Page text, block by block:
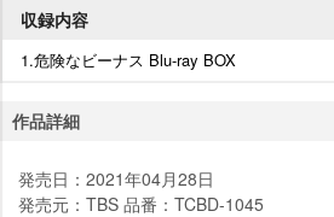
収録内容
1.危険なビーナス Blu-ray BOX
作品詳細
発売日：2021年04月28日
発売元：TBS 品番：TCBD-1045